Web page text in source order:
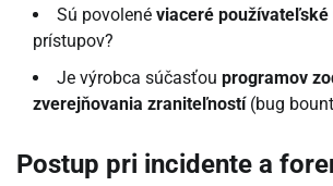
Sú povolené viaceré používateľské
prístupov?
Je výrobca súčasťou programov
zverejňovania zraniteľností(bug
Postup pri incidente a